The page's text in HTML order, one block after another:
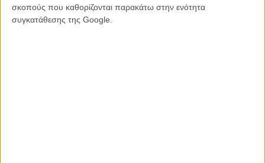
σκοπούς που καθορίζονται παρακάτω στην ενότητα
συγκατάθεσης της Google.
Το εύρημα ότι κανείς δεν ξεμπερδεύει εύκολα με το παρελθόν του,